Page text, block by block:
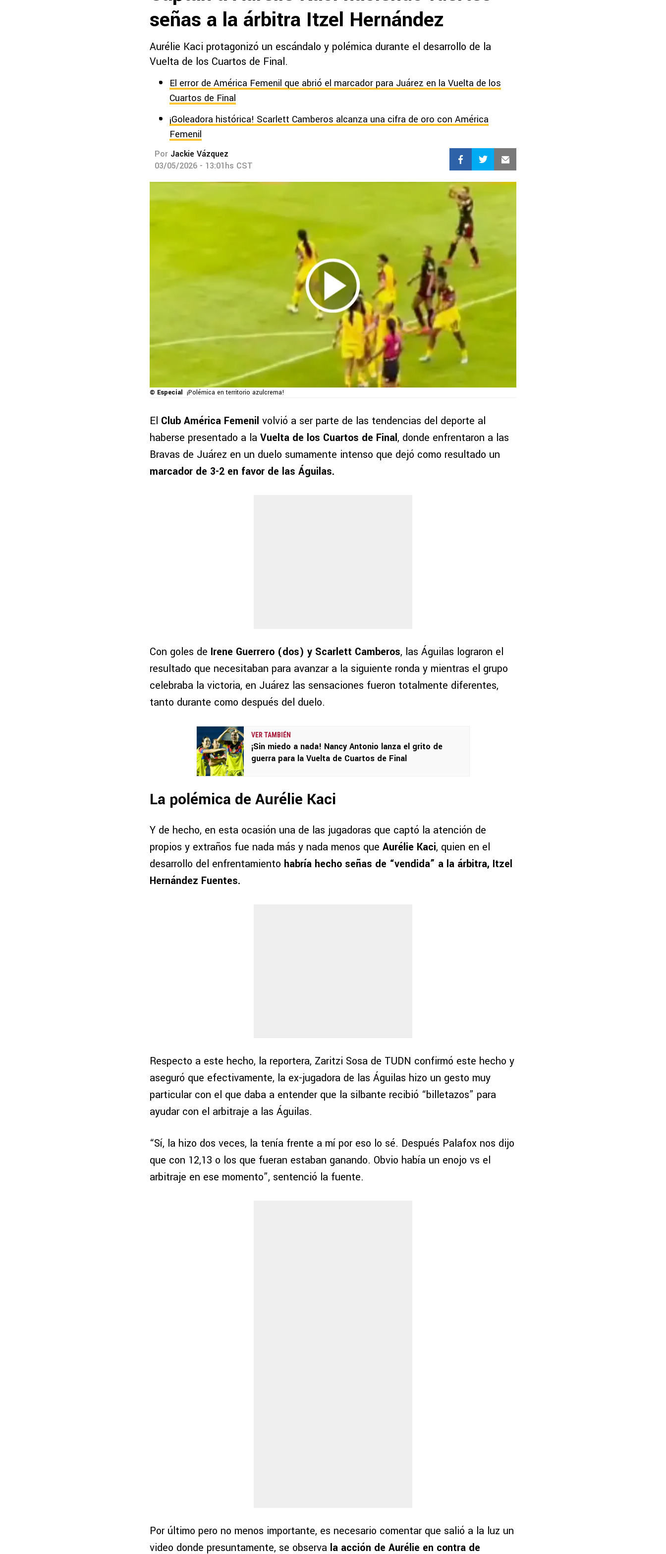
señas a la árbitra Itzel Hernández
Aurélie Kaci protagonizó un escándalo y polémica durante el desarrollo de la
Vuelta de los Cuartos de Final.
El error de América Femenil que abrió el marcador para Juárez en la Vuelta de los
Cuartos de Final
¡Goleadora histórica! Scarlett Camberos alcanza una cifra de oro con América
Femenil
Por Jackie Vázquez
03/05/2026 - 13:01hs CST
© Especial ¡Polémica en territorio azulcrema!
El Club América Femenil volvió a ser parte de las tendencias del deporte al
haberse presentado a la Vuelta de los Cuartos de Final, donde enfrentaron a las
Bravas de Juárez en un duelo sumamente intenso que dejó como resultado un
marcador de 3-2 en favor de las Águilas.
Con goles de Irene Guerrero (dos) y Scarlett Camberos, las Águilas lograron el
resultado que necesitaban para avanzar a la siguiente ronda y mientras el grupo
celebraba la victoria, en Juárez las sensaciones fueron totalmente diferentes,
tanto durante como después del duelo.
VER TAMBIÉN
¡Sin miedo a nada! Nancy Antonio lanza el grito de
guerra para la Vuelta de Cuartos de Final
La polémica de Aurélie Kaci
Y de hecho, en esta ocasión una de las jugadoras que captó la atención de
propios y extraños fue nada más y nada menos que Aurélie Kaci, quien en el
desarrollo del enfrentamiento habría hecho señas de “vendida” a la árbitra, Itzel
Hernández Fuentes.
Respecto a este hecho, la reportera, Zaritzi Sosa de TUDN confirmó este hecho y
aseguró que efectivamente, la ex-jugadora de las Águilas hizo un gesto muy
particular con el que daba a entender que la silbante recibió “billetazos” para
ayudar con el arbitraje a las Águilas.
“Sí, la hizo dos veces, la tenía frente a mí por eso lo sé. Después Palafox nos dijo
que con 12,13 o los que fueran estaban ganando. Obvio había un enojo vs el
arbitraje en ese momento”, sentenció la fuente.
Por último pero no menos importante, es necesario comentar que salió a la luz un
video donde presuntamente, se observa la acción de Aurélie en contra de